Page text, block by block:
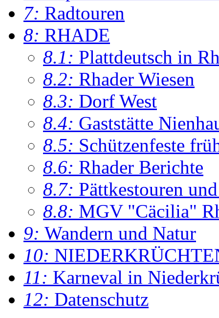
7: Radtouren
8: RHADE
8.1: Plattdeutsch in
8.2: Rhader Wiesen
8.3: Dorf West
8.4: Gaststätte
8.5: Schützenfeste
8.6: Rhader Berichte
8.7: Pättkestouren
8.8: MGV "Cäcilia"
9: Wandern und Natur
10:
11: Karneval in
12: Datenschutz